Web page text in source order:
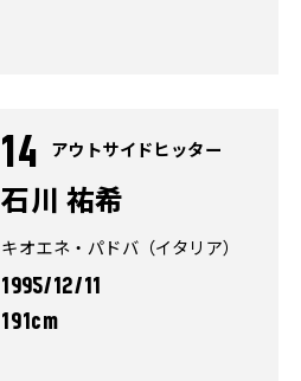
14 アウトサイドヒッター
石川 祐希
キオエネ・パドバ（イタリア）
1995/12/11
191cm